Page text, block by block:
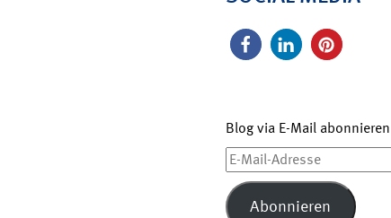
Blog via E-Mail abonnieren
E-
Mail-
Adresse
Abonnieren